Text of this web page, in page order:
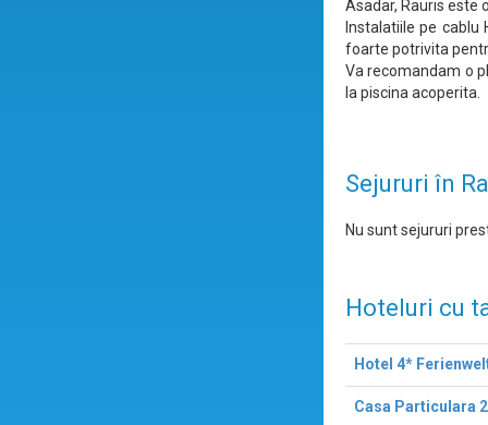
Asadar, Rauris este
Instalatiile pe cablu
foarte potrivita
Va recomandam o
la piscina acoperita.
Sejururi în
Nu sunt sejururi
Hoteluri cu
Hotel 4*
Casa Particulara